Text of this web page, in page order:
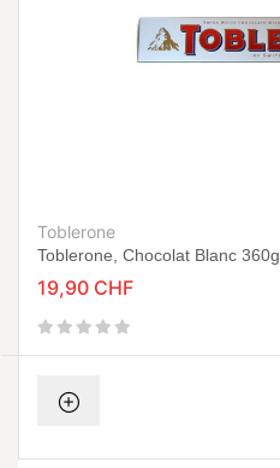
Toblerone
Toblerone, Chocolat Blanc 360g
19,90 CHF